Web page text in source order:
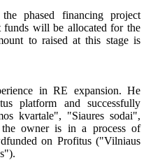
phased financing project
funds will be allocated for the
to raised at this stage is
in RE expansion. He
platform and successfully
kvartale", "Siaures sodai",
owner is in a process of
on Profitus ("Vilniaus